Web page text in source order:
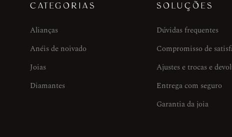
CATEGORIAS
Alianças
Anéis de noivado
Joias
Diamantes
SOLUÇÕES
Dúvidas frequentes
Compromisso de
Ajustes e trocas e
Entrega com seguro
Garantia da joia